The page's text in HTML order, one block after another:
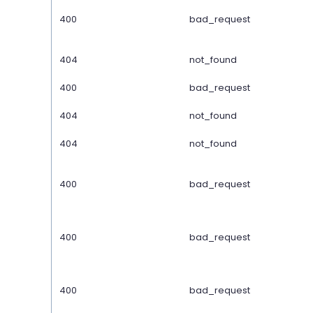
400 bad_request
404 not_found
400 bad_request
404 not_found
404 not_found
400 bad_request
400 bad_request
400 bad_request